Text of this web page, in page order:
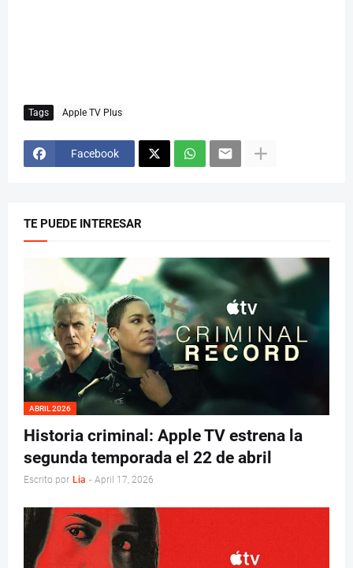
Tags Apple TV Plus
Facebook
TE PUEDE INTERESAR
ABRIL 2026
Historia criminal: Apple TV estrena la
segunda temporada el 22 de abril
Escrito por Lia - April 17, 2026